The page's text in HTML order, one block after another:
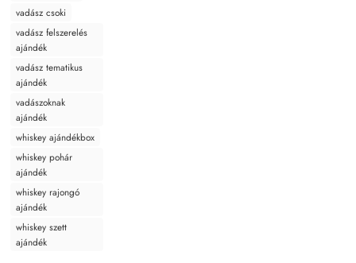
vadász csoki
vadász felszerelés
ajándék
vadász tematikus
ajándék
vadászoknak
ajándék
whiskey ajándékbox
whiskey pohár
ajándék
whiskey rajongó
ajándék
whiskey szett
ajándék